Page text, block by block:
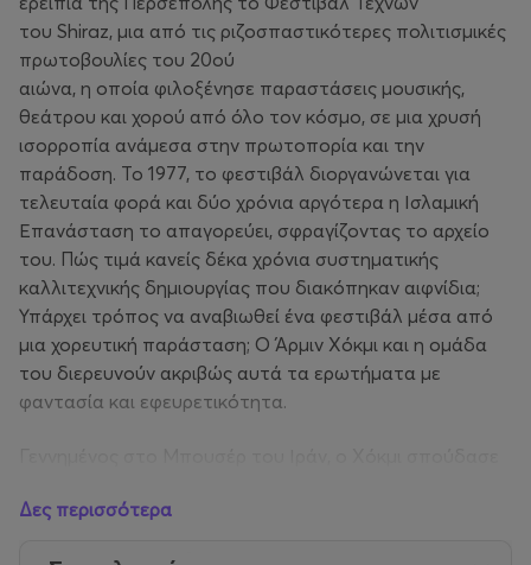
του Shiraz, μια από τις ριζοσπαστικότερες πολιτισμικές
πρωτοβουλίες του 20ού
αιώνα, η οποία φιλοξένησε παραστάσεις μουσικής,
θεάτρου και χορού από όλο τον κόσμο, σε μια χρυσή
ισορροπία ανάμεσα στην πρωτοπορία και την
παράδοση. Το 1977, το φεστιβάλ διοργανώνεται για
τελευταία φορά και δύο χρόνια αργότερα η Ισλαμική
Επανάσταση το απαγορεύει, σφραγίζοντας το αρχείο
του. Πώς τιμά κανείς δέκα χρόνια συστηματικής
καλλιτεχνικής δημιουργίας που διακόπηκαν αιφνίδια;
Υπάρχει τρόπος να αναβιωθεί ένα φεστιβάλ μέσα από
μια χορευτική παράσταση; Ο Άρμιν Χόκμι και η ομάδα
του διερευνούν ακριβώς αυτά τα ερωτήματα με
φαντασία και εφευρετικότητα.
Αποτυπώνοντας θραύσματα εκείνης της καλλιτεχνικής
Δες περισσότερα